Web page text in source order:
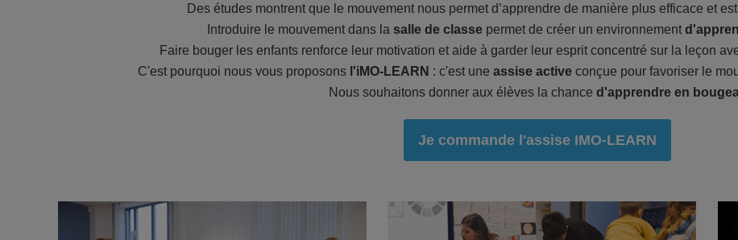
Des études montrent que le mouvement nous permet d’apprendre de manière plus efficace et
Introduire le mouvement dans la salle de classepermet de créer un environnement
Faire bouger les enfants renforce leur motivation et aide à garder leur esprit concentré sur la leçon
C'est pourquoi nous vous proposons l'iMO-LEARN : c'est une assise active conçue pour favoriser le
Nous souhaitons donner aux élèves la chance d'apprendre en
Je commande l'assise IMO-LEARN